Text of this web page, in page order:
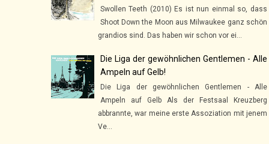
Swollen Teeth (2010) Es ist nun einmal so, dass
Shoot Down the Moon aus Milwaukee ganz schön
grandios sind. Das haben wir schon vor ei...
Die Liga der gewöhnlichen Gentlemen - Alle
Ampeln auf Gelb!
Die Liga der gewöhnlichen Gentlemen - Alle
Ampeln auf Gelb Als der Festsaal Kreuzberg
abbrannte, war meine erste Assoziation mit jenem
Ve...